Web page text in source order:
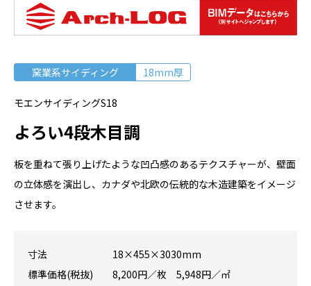
窯業系サイディング 18mm厚
モエンサイディングS18
よろい4段木目調
板を重ねて張り上げたような凹凸感のあるテクスチャーが、壁面
の立体感を演出し、カナダや北欧の伝統的な木造建築をイメージ
させます。
寸法
18×455×3030mm
標準価格(税抜)
8,200円／枚 5,948円／㎡